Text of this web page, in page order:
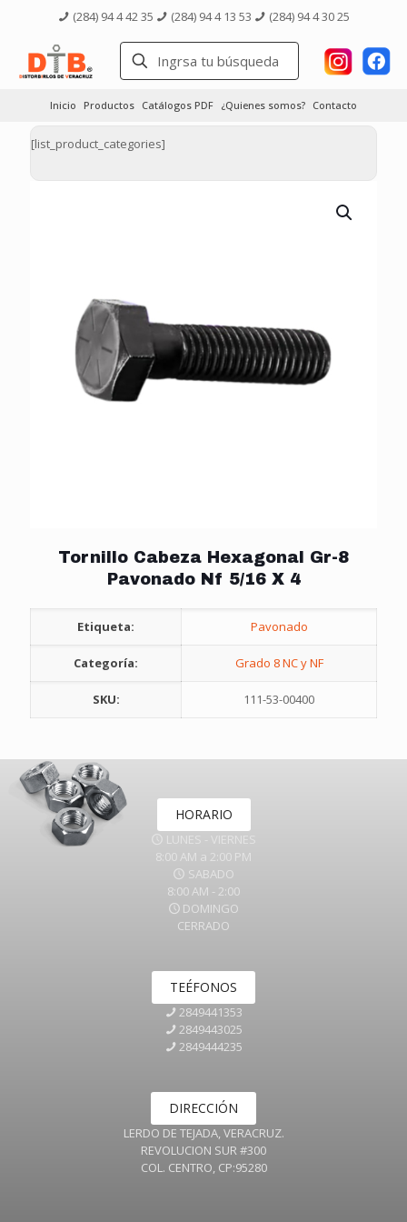
(284) 94 4 42 35 (284) 94 4 13 53 (284) 94 4 30 25
Inicio Productos Catálogos PDF ¿Quienes somos? Contacto
[list_product_categories]
Tornillo Cabeza Hexagonal Gr-8
Pavonado Nf 5/16 X 4
Etiqueta: Pavonado
Categoría: Grado 8 NC y NF
SKU: 111-53-00400
HORARIO
LUNES - VIERNES
8:00 AM a 2:00 PM
SABADO
8:00 AM - 2:00
DOMINGO
CERRADO
TEÉFONOS
2849441353
2849443025
2849444235
DIRECCIÓN
LERDO DE TEJADA, VERACRUZ.
REVOLUCION SUR #300
COL. CENTRO, CP:95280